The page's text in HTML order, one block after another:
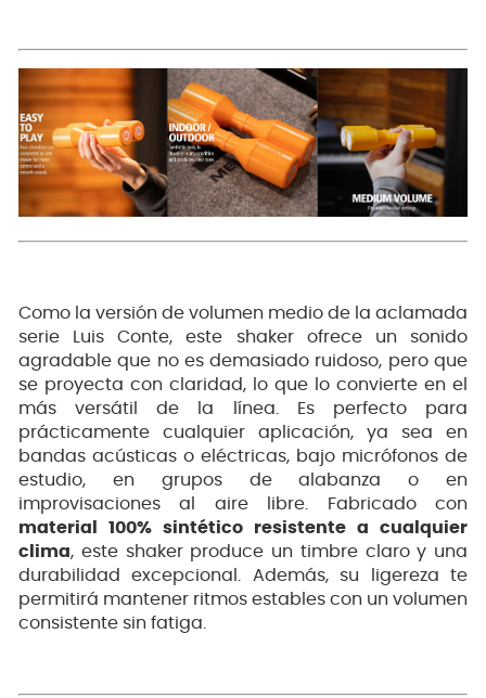
Como la versión de volumen medio de la aclamada
serie Luis Conte, este shaker ofrece un sonido
agradable que no es demasiado ruidoso, pero que
se proyecta con claridad, lo que lo convierte en el
más versátil de la línea. Es perfecto para
prácticamente cualquier aplicación, ya sea en
bandas acústicas o eléctricas, bajo micrófonos de
estudio, en grupos de alabanza o en
improvisaciones al aire libre. Fabricado con
material 100% sintético resistente a cualquier
clima, este shaker produce un timbre claro y una
durabilidad excepcional. Además, su ligereza te
permitirá mantener ritmos estables con un volumen
consistente sin fatiga.